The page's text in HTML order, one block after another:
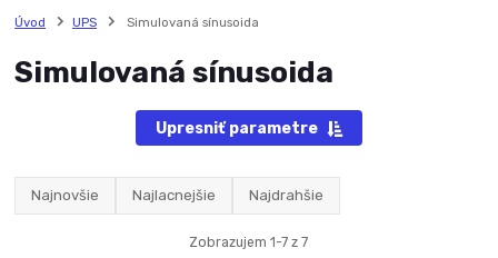
Úvod UPS Simulovaná sínusoida
Simulovaná sínusoida
Upresniť parametre
Najnovšie Najlacnejšie Najdrahšie
Zobrazujem 1-7 z 7